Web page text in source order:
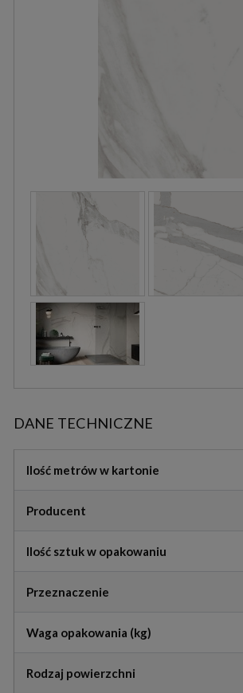
DANE TECHNICZNE
Ilość metrów w kartonie
Producent
Ilość sztuk w opakowaniu
Przeznaczenie
Waga opakowania (kg)
Rodzaj powierzchni